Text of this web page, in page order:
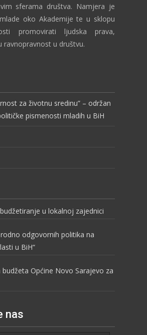
sferama društva. Namjera je
oko Akademije te u sklopu
promovirati ljudska prava,
ravnopravnost u društvu.
za životnu sredinu” – održan
pismenosti mladih u BiH
u lokalnoj zajednici
rodno odgovornih politika na
u BiH“
budžeta Općine Novo Sarajevo za
nas